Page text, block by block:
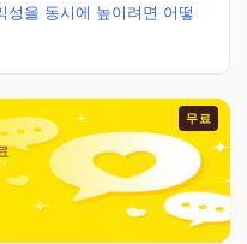
성을 동시에 높이려면 어떻
무료